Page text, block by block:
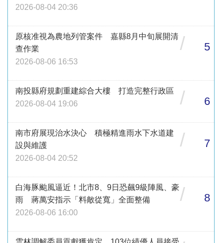
2026-08-04 20:36
原核准視為農地列管案件 嘉縣8月中旬展開清
查作業
2026-08-06 16:53
/ 5
南投縣府規劃重建綜合大樓 打造完整行政區
2026-08-04 19:06
/ 6
南市府展現治水決心 積極精進雨水下水道建
設與維護
2026-08-04 20:52
/ 7
白海豚颱風逼近！北市8、9日恐飆9級陣風、豪
雨 蔣萬安指示「料敵從寬」全面整備
2026-08-06 16:00
/ 8